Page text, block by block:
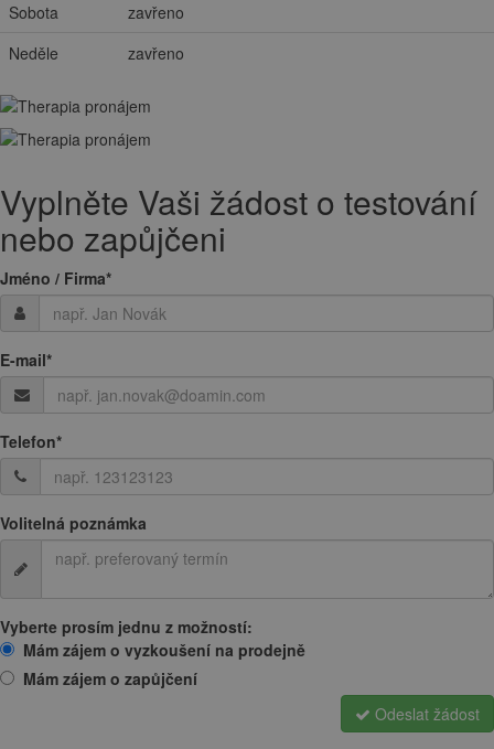
Sobota
zavřeno
Neděle
zavřeno
Vyplněte Vaši žádost o testování
nebo zapůjčeni
Jméno / Firma*
E-mail*
Telefon*
Volitelná poznámka
Vyberte prosím jednu z možností:
Mám zájem o vyzkoušení na prodejně
Mám zájem o zapůjčení
Odeslat žádost